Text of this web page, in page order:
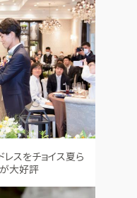
スをチョイス夏ら
大好評